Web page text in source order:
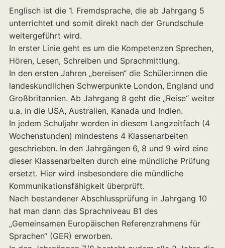
Englisch ist die 1. Fremdsprache, die ab Jahrgang 5
unterrichtet und somit direkt nach der Grundschule
weitergeführt wird.
In erster Linie geht es um die Kompetenzen Sprechen,
Hören, Lesen, Schreiben und Sprachmittlung.
In den ersten Jahren „bereisen“ die Schüler:innen die
landeskundlichen Schwerpunkte London, England und
Großbritannien. Ab Jahrgang 8 geht die „Reise“ weiter
u.a. in die USA, Australien, Kanada und Indien.
In jedem Schuljahr werden in diesem Langzeitfach (4
Wochenstunden) mindestens 4 Klassenarbeiten
geschrieben. In den Jahrgängen 6, 8 und 9 wird eine
dieser Klassenarbeiten durch eine mündliche Prüfung
ersetzt. Hier wird insbesondere die mündliche
Kommunikationsfähigkeit überprüft.
Nach bestandener Abschlussprüfung in Jahrgang 10
hat man dann das Sprachniveau B1 des
„Gemeinsamen Europäischen Referenzrahmens für
Sprachen“ (GER) erworben.